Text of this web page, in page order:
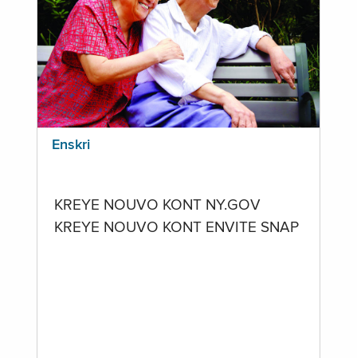
Enskri
KREYE NOUVO KONT NY.GOV
KREYE NOUVO KONT ENVITE SNAP